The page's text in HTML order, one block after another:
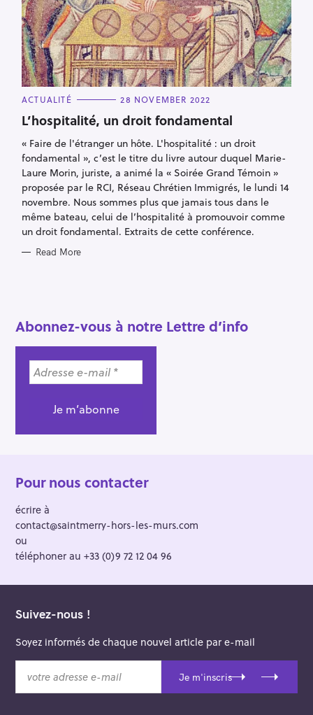
C
T
E
O
R
I
E
S
ACTUALITÉ 28 NOVEMBER 2022
L’hospitalité, un droit fondamental
« Faire de l'étranger un hôte. L'hospitalité : un droit
fondamental », c’est le titre du livre autour duquel Marie-
Laure Morin, juriste, a animé la « Soirée Grand Témoin »
proposée par le RCI, Réseau Chrétien Immigrés, le lundi 14
novembre. Nous sommes plus que jamais tous dans le
même bateau, celui de l’hospitalité à promouvoir comme
un droit fondamental. Extraits de cette conférence.
Read More
Abonnez-vous à notre Lettre d’info
Pour nous contacter
écrire à
contact@saintmerry-hors-les-murs.com
ou
téléphoner au +33 (0)9 72 12 04 96
Suivez-nous !
Soyez informés de chaque nouvel article par e-mail
t
Je m'inscris
S
a
r
c
h
f
o
r
: